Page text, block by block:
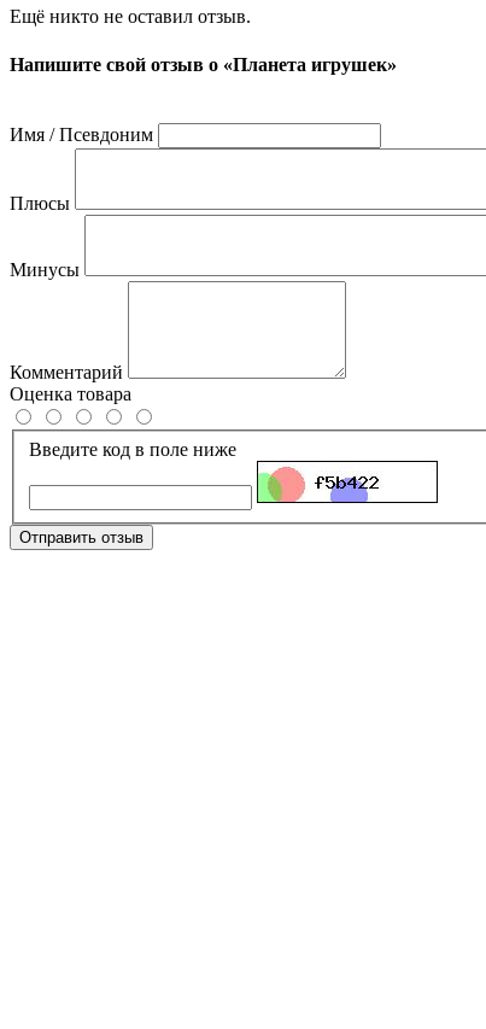
Ещё никто не оставил отзыв.
Напишите свой отзыв о «Планета игрушек»
Имя / Псевдоним
Плюсы
Минусы
Комментарий
Оценка товара
Введите код в поле ниже
Отправить отзыв